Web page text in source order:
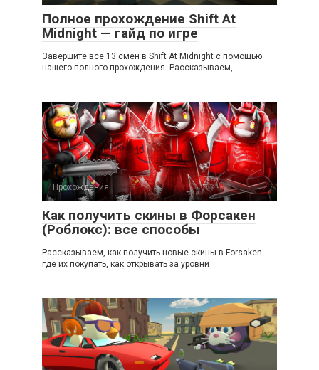
Полное прохождение Shift At
Midnight — гайд по игре
Завершите все 13 смен в Shift At Midnight с помощью
нашего полного прохождения. Рассказываем,
Прохождения
Как получить скины в Форсакен
(Роблокс): все способы
Рассказываем, как получить новые скины в Forsaken:
где их покупать, как открывать за уровни